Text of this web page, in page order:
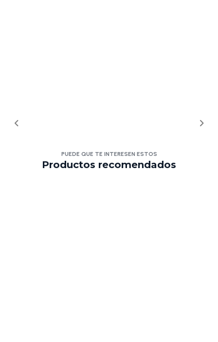
PUEDE QUE TE INTERESEN ESTOS
Productos recomendados